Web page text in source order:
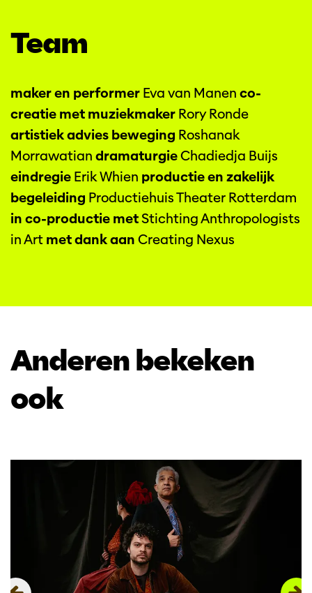
Team
maker en performer Eva van Manen co-
creatie met muziekmaker Rory Ronde
artistiek advies beweging Roshanak
Morrawatian dramaturgieChadiedja Buijs
eindregie Erik Whien productie en zakelijk
begeleiding Productiehuis Theater Rotterdam
in co-productie metStichting Anthropologists
in Art met dank aan Creating Nexus
Anderen bekeken
ook